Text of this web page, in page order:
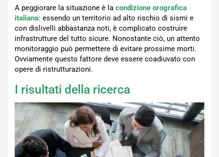
A peggiorare la situazione è la condizione orografica
italiana: essendo un territorio ad alto rischio di sismi e
con dislivelli abbastanza noti, è complicato costruire
infrastrutture del tutto sicure. Nonostante ciò, un attento
monitoraggio può permettere di evitare prossime morti.
Ovviamente questo fattore deve essere coadiuvato con
opere di ristrutturazioni.
I risultati della ricerca